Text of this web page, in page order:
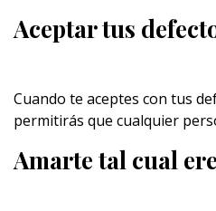
Aceptar tus
Cuando te aceptes con tus
permitirás que cualquier
Amarte tal cual